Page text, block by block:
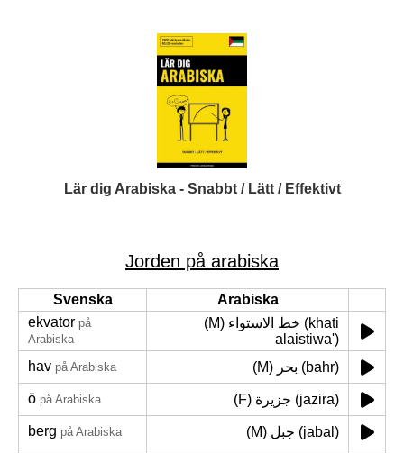
Lär dig Arabiska - Snabbt / Lätt / Effektivt
Jorden på arabiska
Svenska
Arabiska
ekvator på
Arabiska
(M) خط الاستواء (khati
alaistiwa')
hav på Arabiska (M) بحر (bahr)
ö på Arabiska (F) جزيرة (jazira)
berg på Arabiska (M) جبل (jabal)